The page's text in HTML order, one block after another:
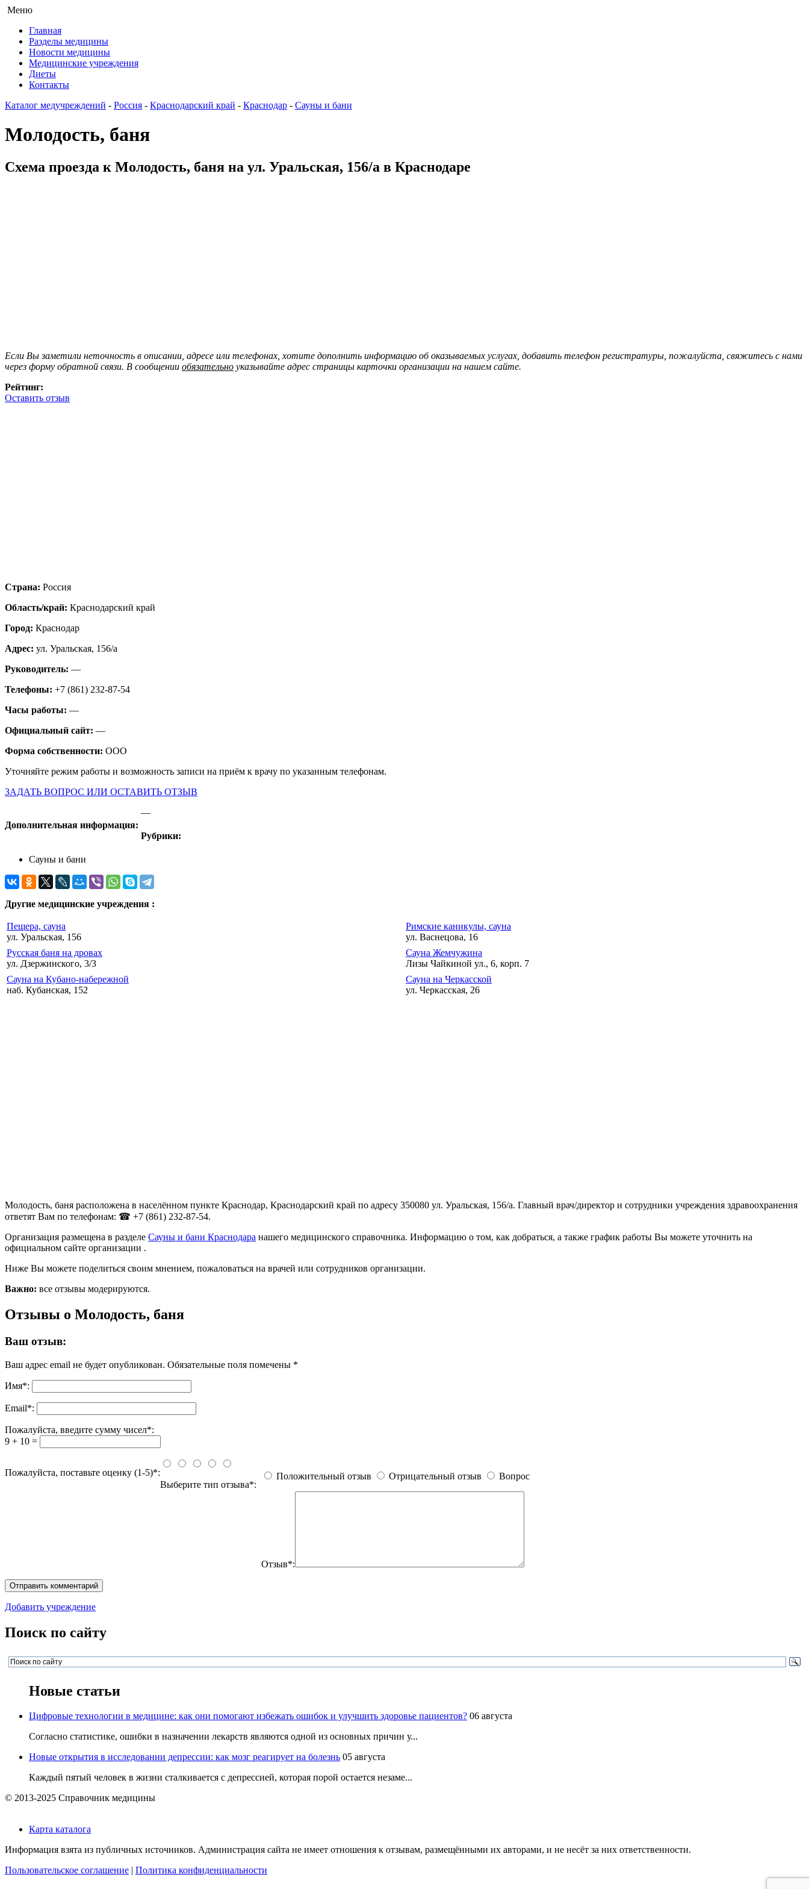
Меню
Главная
Разделы медицины
Новости медицины
Медицинские учреждения
Диеты
Контакты
Каталог медучреждений - Россия - Краснодарский край - Краснодар - Сауны и бани
Молодость, баня
Схема проезда к Молодость, баня на ул. Уральская, 156/а в Краснодаре
Если Вы заметили неточность в описании, адресе или телефонах, хотите дополнить информацию об оказываемых услугах, добавить телефон регистратуры, пожалуйста, свяжитесь с нами
через форму обратной связи. В сообщении обязательно указывайте адрес страницы карточки организации на нашем сайте.
Рейтинг:
Оставить отзыв
Страна: Россия
Область/край: Краснодарский край
Город: Краснодар
Адрес: ул. Уральская, 156/а
Руководитель: —
Телефоны: +7 (861) 232-87-54
Часы работы: —
Официальный сайт: —
Форма собственности: ООО
Уточняйте режим работы и возможность записи на приём к врачу по указанным телефонам.
ЗАДАТЬ ВОПРОС ИЛИ ОСТАВИТЬ ОТЗЫВ
Дополнительная информация:
—
Рубрики:
Сауны и бани
Другие медицинские учреждения :
Пещера, сауна
ул. Уральская, 156
Римские каникулы, сауна
ул. Васнецова, 16
Русская баня на дровах
ул. Дзержинского, 3/3
Сауна Жемчужина
Лизы Чайкиной ул., 6, корп. 7
Сауна на Кубано-набережной
наб. Кубанская, 152
Сауна на Черкасской
ул. Черкасская, 26
Молодость, баня расположена в населённом пункте Краснодар, Краснодарский край по адресу 350080 ул. Уральская, 156/а. Главный врач/директор и сотрудники учреждения здравоохранения
ответят Вам по телефонам: ☎ +7 (861) 232-87-54.
Организация размещена в разделе Сауны и бани Краснодара нашего медицинского справочника. Информацию о том, как добраться, а также график работы Вы можете уточнить на
официальном сайте организации .
Ниже Вы можете поделиться своим мнением, пожаловаться на врачей или сотрудников организации.
Важно: все отзывы модерируются.
Отзывы о Молодость, баня
Ваш отзыв:
Ваш адрес email не будет опубликован. Обязательные поля помечены *
Имя*:
Email*:
Пожалуйста, введите сумму чисел*:
9 + 10 =
Пожалуйста, поставьте оценку (1-5)*:
Выберите тип отзыва*:
Положительный отзыв Отрицательный отзыв Вопрос
Отзыв*:
Добавить учреждение
Поиск по сайту
Новые статьи
Цифровые технологии в медицине: как они помогают избежать ошибок и улучшить здоровье пациентов? 06 августа
Согласно статистике, ошибки в назначении лекарств являются одной из основных причин у...
Новые открытия в исследовании депрессии: как мозг реагирует на болезнь 05 августа
Каждый пятый человек в жизни сталкивается с депрессией, которая порой остается незаме...
© 2013-2025 Справочник медицины
Карта каталога
Информация взята из публичных источников. Администрация сайта не имеет отношения к отзывам, размещёнными их авторами, и не несёт за них ответственности.
Пользовательское соглашение
Политика конфиденциальности